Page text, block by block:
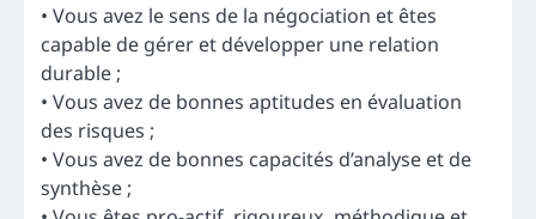
• Vous avez le sens de la négociation et êtes
capable de gérer et développer une relation
durable ;
• Vous avez de bonnes aptitudes en évaluation
des risques ;
• Vous avez de bonnes capacités d’analyse et de
synthèse ;